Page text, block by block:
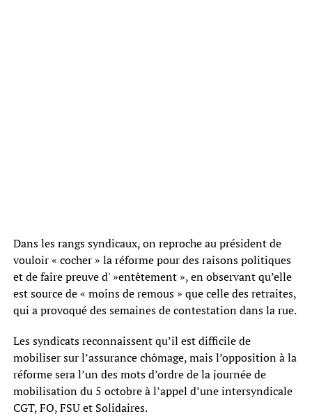
Dans les rangs syndicaux, on reproche au président de
vouloir « cocher » la réforme pour des raisons politiques
et de faire preuve d' »entêtement », en observant qu’elle
est source de « moins de remous » que celle des retraites,
qui a provoqué des semaines de contestation dans la rue.
Les syndicats reconnaissent qu’il est difficile de
mobiliser sur l’assurance chômage, mais l’opposition à la
réforme sera l’un des mots d’ordre de la journée de
mobilisation du 5 octobre à l’appel d’une intersyndicale
CGT, FO, FSU et Solidaires.